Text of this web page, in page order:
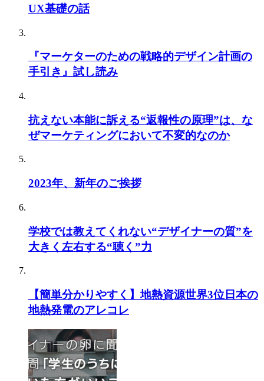
UX基礎の話
『マーケターのための戦略的デザイン計画の
手引き』試し読み
抗えない本能に訴える“返報性の原理”は、な
ぜマーケティングにおいて不変的なのか
2023年、新年のご挨拶
学校では教えてくれない“デザイナーの質”を
大きく左右する“聴く”力
【簡単分かりやすく】地熱資源世界3位日本の
地熱発電のアレコレ